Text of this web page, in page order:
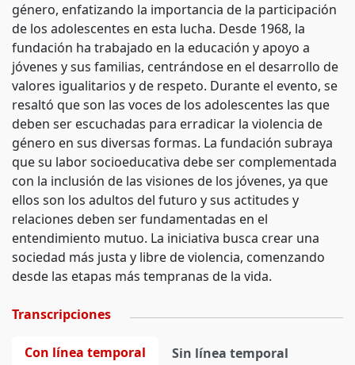
género, enfatizando la importancia de la participación
de los adolescentes en esta lucha. Desde 1968, la
fundación ha trabajado en la educación y apoyo a
jóvenes y sus familias, centrándose en el desarrollo de
valores igualitarios y de respeto. Durante el evento, se
resaltó que son las voces de los adolescentes las que
deben ser escuchadas para erradicar la violencia de
género en sus diversas formas. La fundación subraya
que su labor socioeducativa debe ser complementada
con la inclusión de las visiones de los jóvenes, ya que
ellos son los adultos del futuro y sus actitudes y
relaciones deben ser fundamentadas en el
entendimiento mutuo. La iniciativa busca crear una
sociedad más justa y libre de violencia, comenzando
desde las etapas más tempranas de la vida.
Transcripciones
Con línea temporal Sin línea temporal